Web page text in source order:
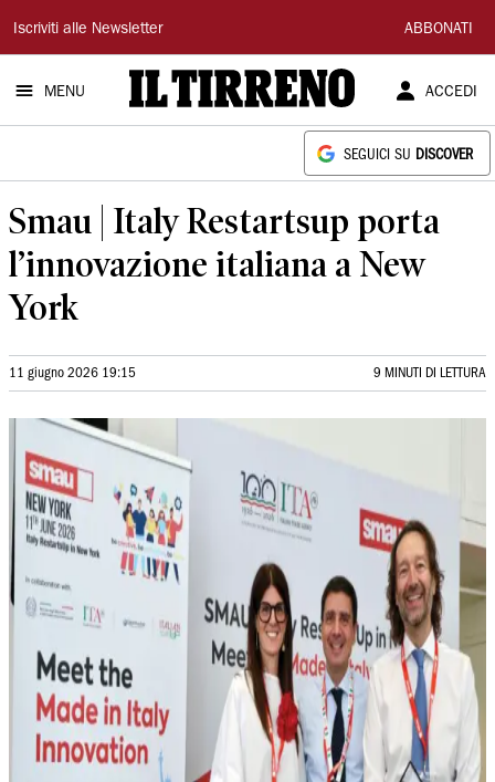
Il
Tirreno
Iscriviti alle Newsletter ABBONATI
MENU ACCEDI
SEGUICI SU DISCOVER
Smau | Italy Restartsup porta
l’innovazione italiana a New
York
11 giugno 2026 19:15 9 MINUTI DI LETTURA